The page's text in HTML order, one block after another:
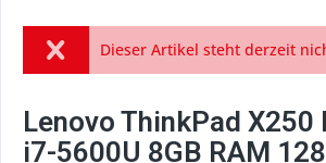
Dieser Artikel steht derzeit
Lenovo ThinkPad X250
i7-5600U 8GB RAM